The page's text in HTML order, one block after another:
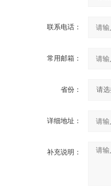
联系电话：
常用邮箱：
省份：
详细地址：
补充说明：